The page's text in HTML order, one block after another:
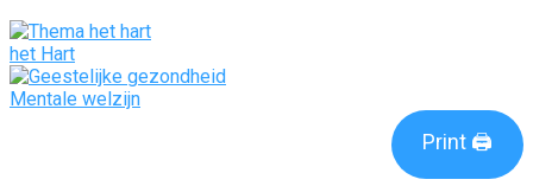
het Hart
Mentale welzijn
Print 🖨